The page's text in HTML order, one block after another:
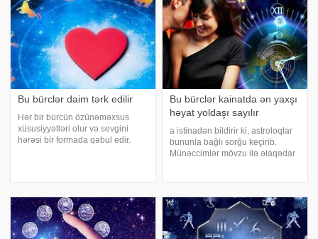
xarakteristikasında
Bu bürclər daim tərk edilir
Hər bir bürcün özünəməxsus
xüsusiyyətləri olur və sevgini
hərəsi bir formada qəbul edir.
Bu bürclər kainatda ən yaxşı
həyat yoldaşı sayılır
a istinadən bildirir ki, astroloqlar
bununla bağlı sorğu keçirib.
Münəccimlər mövzu ilə əlaqədar
12-ci yer Əqrəb. Çox gözəl, ço